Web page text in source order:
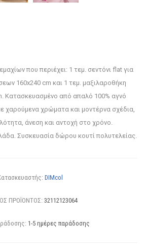
που περιέχει: 1 τεμ. σεντόνι flat για
160x240 cm και 1 τεμ. μαξιλαροθήκη
Κατασκευασμένο από απαλό 100% αγνό
χαρούμενα χρώματα και μοντέρνα σχέδια,
άνεση και αντοχή στο χρόνο.
Συσκευασία δώρου κουτί πολυτελείας.
DIMcol
ΠΡΟΪΟΝΤΟΣ: 32112123064
1-5 ημέρες παράδοσης